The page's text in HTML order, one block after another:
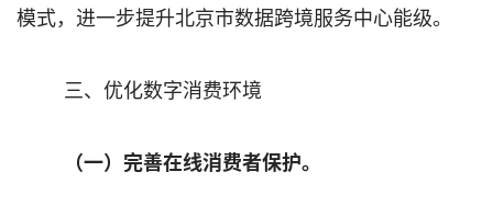
模式，进一步提升北京市数据跨境服务中心能级。
三、优化数字消费环境
（一）完善在线消费者保护。